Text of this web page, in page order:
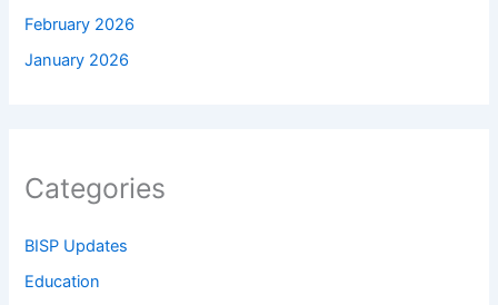
February 2026
January 2026
Categories
BISP Updates
Education